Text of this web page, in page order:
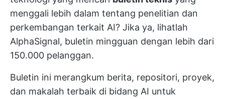
menggali lebih dalam tentang penelitian dan
perkembangan terkait AI? Jika ya, lihatlah
AlphaSignal, buletin mingguan dengan lebih dari
150.000 pelanggan.
Buletin ini merangkum berita, repositori, proyek,
dan makalah terbaik di bidang AI untuk